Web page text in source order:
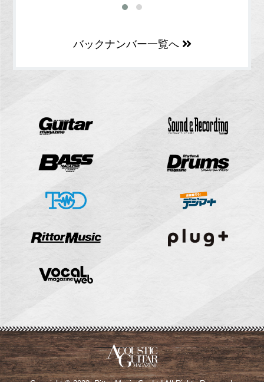
バックナンバー一覧へ